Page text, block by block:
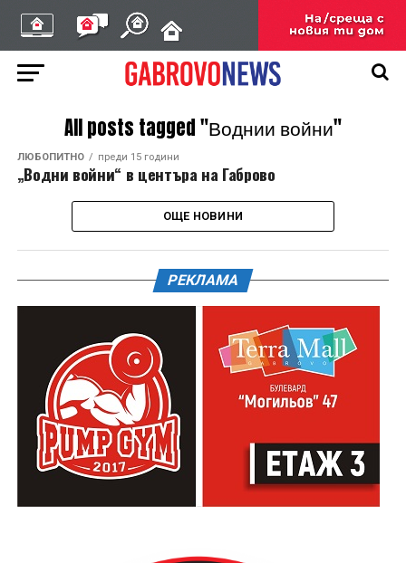
All posts tagged "Воднии войни"
ЛЮБОПИТНО преди 15 години
„Водни войни“ в центъра на Габрово
ОЩЕ НОВИНИ
РЕКЛАМА